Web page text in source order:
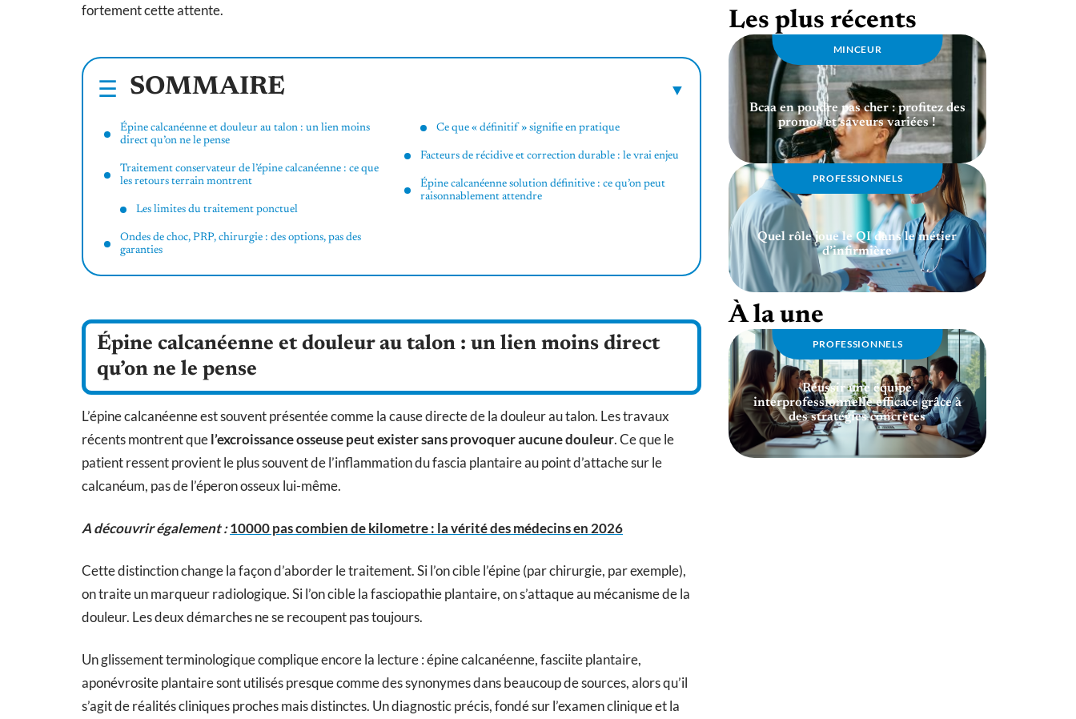
fortement cette attente.
SOMMAIRE
Épine calcanéenne et douleur au talon : un lien moins
direct qu’on ne le pense
Traitement conservateur de l’épine calcanéenne : ce que
les retours terrain montrent
Les limites du traitement ponctuel
Ondes de choc, PRP, chirurgie : des options, pas des
garanties
Ce que « définitif » signifie en pratique
Facteurs de récidive et correction durable : le vrai enjeu
Épine calcanéenne solution définitive : ce qu’on peut
raisonnablement attendre
Épine calcanéenne et douleur au talon : un lien moins direct
qu’on ne le pense
L’épine calcanéenne est souvent présentée comme la cause directe de la douleur au talon. Les travaux
récents montrent quel’excroissance osseuse peut exister sans provoquer aucune douleur. Ce que le
patient ressent provient le plus souvent de l’inflammation du fascia plantaire au point d’attache sur le
calcanéum, pas de l’éperon osseux lui-même.
A découvrir également :10000 pas combien de kilometre : la vérité des médecins en 2026
Cette distinction change la façon d’aborder le traitement. Si l’on cible l’épine (par chirurgie, par exemple),
on traite un marqueur radiologique. Si l’on cible la fasciopathie plantaire, on s’attaque au mécanisme de la
douleur. Les deux démarches ne se recoupent pas toujours.
Un glissement terminologique complique encore la lecture : épine calcanéenne, fasciite plantaire,
aponévrosite plantaire sont utilisés presque comme des synonymes dans beaucoup de sources, alors qu’il
s’agit de réalités cliniques proches mais distinctes. Un diagnostic précis, fondé sur l’examen clinique et la
Les plus récents
MINCEUR
Bcaa en poudre pas cher : profitez des
promos et saveurs variées !
PROFESSIONNELS
Quel rôle joue le QI dans le métier
d’infirmière
À la une
PROFESSIONNELS
Réussir une équipe
interprofessionnelle efficace grâce à
des stratégies concrètes